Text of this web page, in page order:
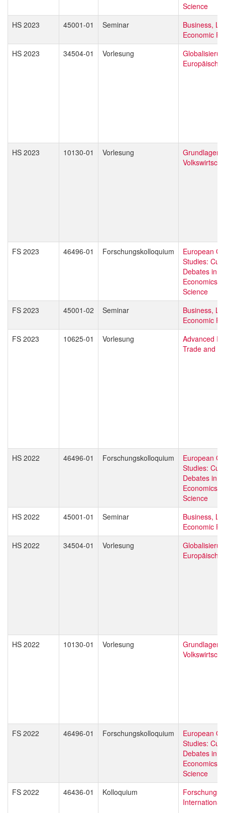
Science
HS 2023
45001-01 Seminar
Business,
Economic
HS 2023
34504-01 Vorlesung
HS 2023 10130-01 Vorlesung
Grundlagen
FS 2023 46496-01 Forschungskolloquium
European
Studies:
Debates in
Economics
Science
FS 2023
45001-02 Seminar
Business,
Economic
FS 2023
10625-01 Vorlesung
Advanced
Trade and
HS 2022 46496-01 Forschungskolloquium
European
Studies:
Debates in
Economics
Science
HS 2022
45001-01 Seminar
Business,
Economic
HS 2022
34504-01 Vorlesung
HS 2022 10130-01 Vorlesung
Grundlagen
FS 2022 46496-01 Forschungskolloquium
European
Studies:
Debates in
Economics
Science
FS 2022
46436-01 Kolloquium
International